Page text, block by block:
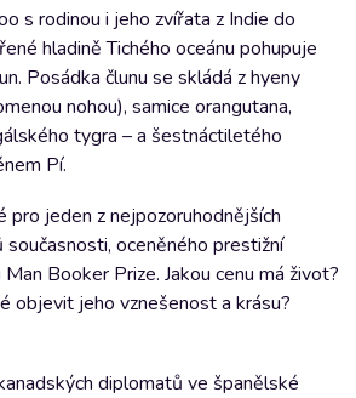
s rodinou i jeho zvířata z Indie do
hladině Tichého oceánu pohupuje
Posádka člunu se skládá z hyeny
nohou), samice orangutana,
tygra – a šestnáctiletého
Pí.
pro jeden z nejpozoruhodnějších
současnosti, oceněného prestižní
Booker Prize. Jakou cenu má život?
objevit jeho vznešenost a krásu?
diplomatů ve španělské